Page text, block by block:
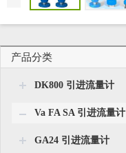
产品分类
DK800 引进流量计
Va FA SA 引进流量计
GA24 引进流量计